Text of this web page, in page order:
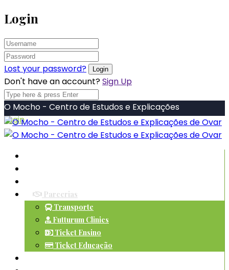
Login
Lost your password?
Don't have an account?Sign Up
O Mocho - Centro de Estudos e Explicações
Login
Parcerias
Transporte
Futturum Clinics
Ticket Ensino
Ticket Educação